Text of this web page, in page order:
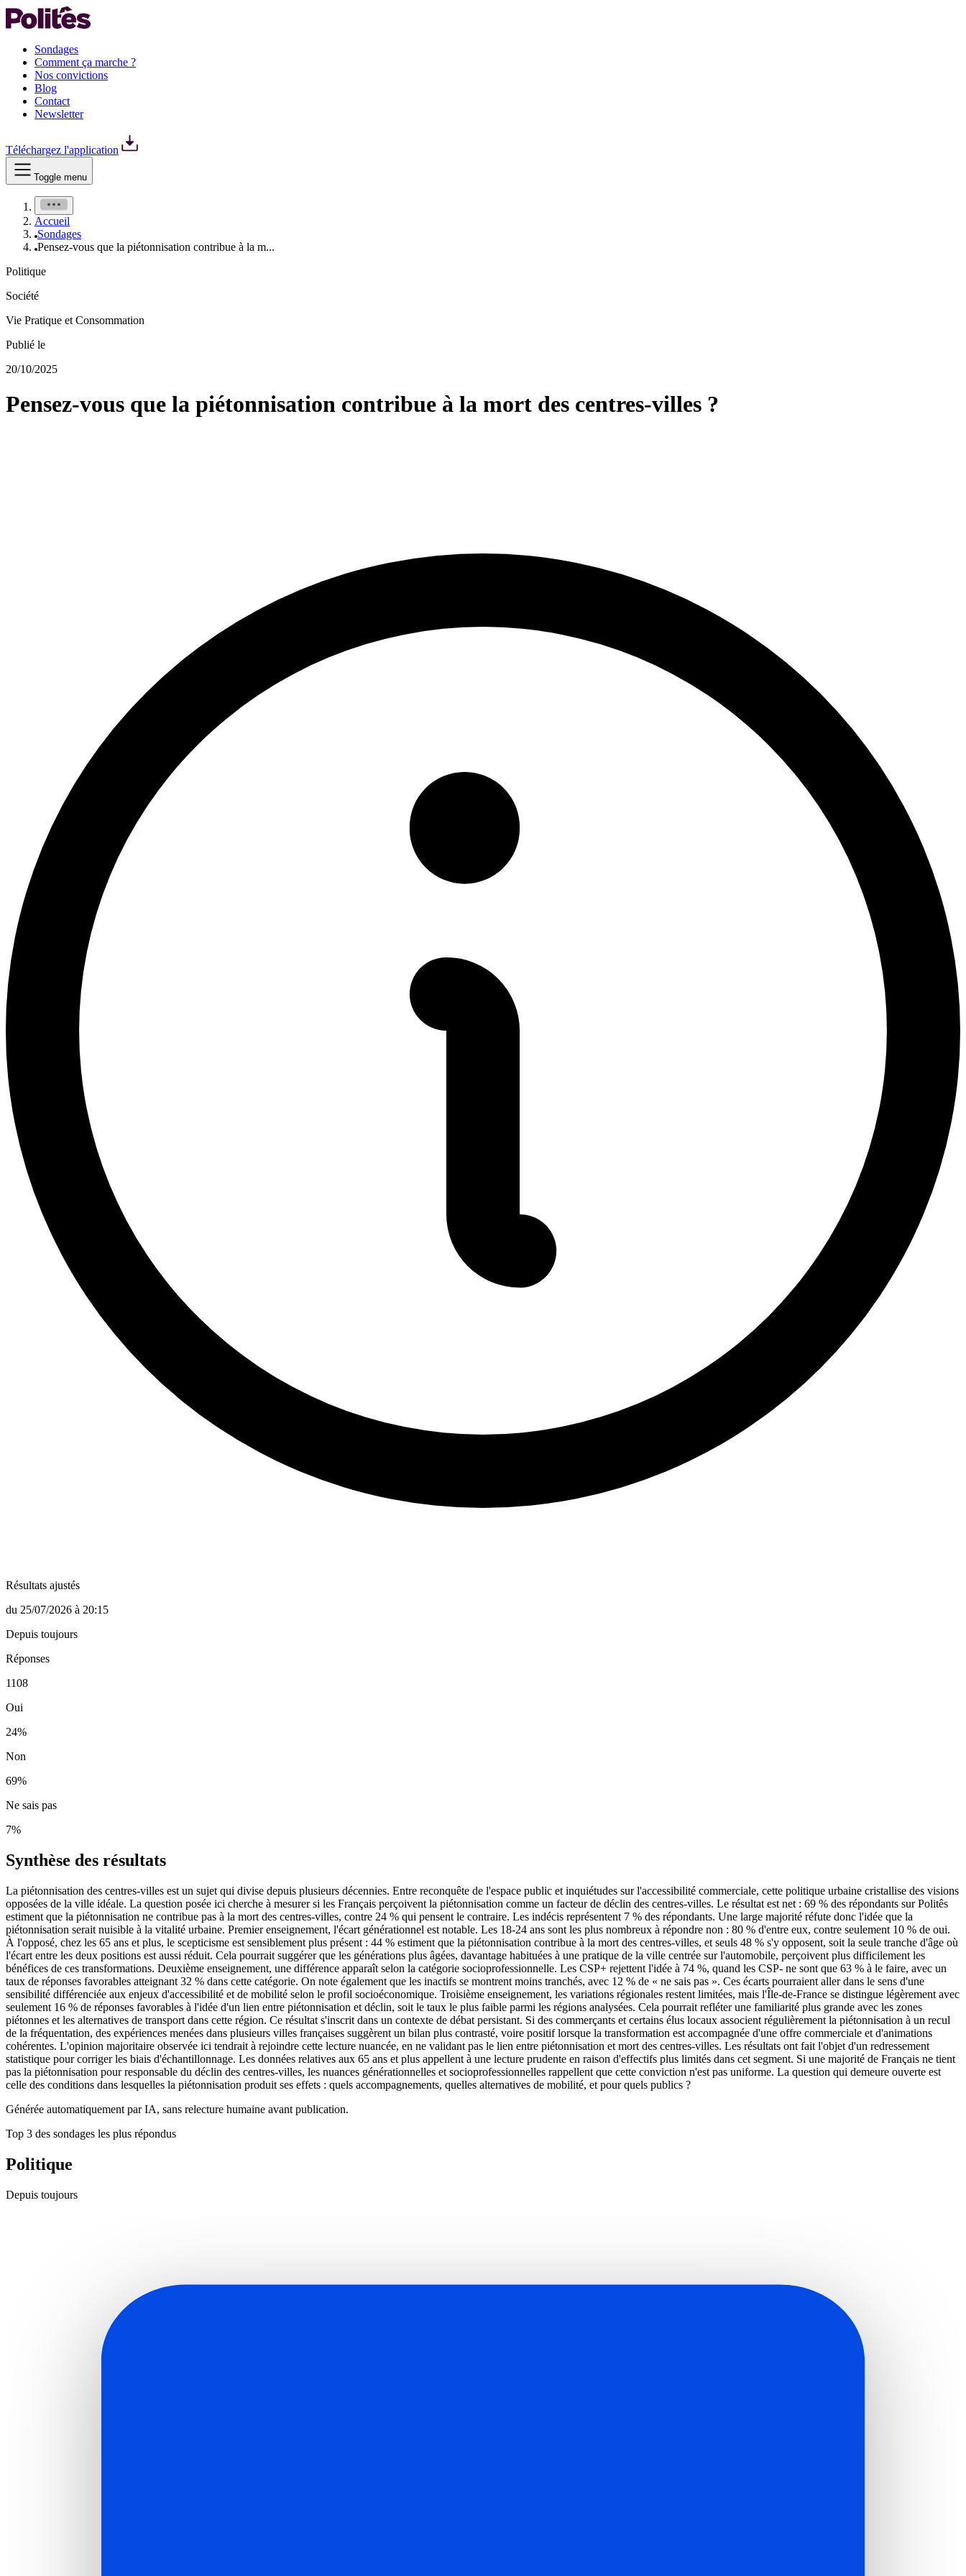
Sondages
Comment ça marche ?
Nos convictions
Blog
Contact
Newsletter
Téléchargez l'application
Toggle menu
Accueil
Sondages
Pensez-vous que la piétonnisation contribue à la m...
Politique
Société
Vie Pratique et Consommation
Publié le
20/10/2025
Pensez-vous que la piétonnisation contribue à la mort des centres-villes ?
Résultats ajustés
du 25/07/2026 à 20:15
Depuis toujours
Réponses
1108
Oui
24%
Non
69%
Ne sais pas
7%
Synthèse des résultats
La piétonnisation des centres-villes est un sujet qui divise depuis plusieurs décennies. Entre reconquête de l'espace public et inquiétudes sur l'accessibilité commerciale, cette politique urbaine cristallise des visions
opposées de la ville idéale. La question posée ici cherche à mesurer si les Français perçoivent la piétonnisation comme un facteur de déclin des centres-villes. Le résultat est net : 69 % des répondants sur Politês
estiment que la piétonnisation ne contribue pas à la mort des centres-villes, contre 24 % qui pensent le contraire. Les indécis représentent 7 % des répondants. Une large majorité réfute donc l'idée que la
piétonnisation serait nuisible à la vitalité urbaine. Premier enseignement, l'écart générationnel est notable. Les 18-24 ans sont les plus nombreux à répondre non : 80 % d'entre eux, contre seulement 10 % de oui.
À l'opposé, chez les 65 ans et plus, le scepticisme est sensiblement plus présent : 44 % estiment que la piétonnisation contribue à la mort des centres-villes, et seuls 48 % s'y opposent, soit la seule tranche d'âge où
l'écart entre les deux positions est aussi réduit. Cela pourrait suggérer que les générations plus âgées, davantage habituées à une pratique de la ville centrée sur l'automobile, perçoivent plus difficilement les
bénéfices de ces transformations. Deuxième enseignement, une différence apparaît selon la catégorie socioprofessionnelle. Les CSP+ rejettent l'idée à 74 %, quand les CSP- ne sont que 63 % à le faire, avec un
taux de réponses favorables atteignant 32 % dans cette catégorie. On note également que les inactifs se montrent moins tranchés, avec 12 % de « ne sais pas ». Ces écarts pourraient aller dans le sens d'une
sensibilité différenciée aux enjeux d'accessibilité et de mobilité selon le profil socioéconomique. Troisième enseignement, les variations régionales restent limitées, mais l'Île-de-France se distingue légèrement avec
seulement 16 % de réponses favorables à l'idée d'un lien entre piétonnisation et déclin, soit le taux le plus faible parmi les régions analysées. Cela pourrait refléter une familiarité plus grande avec les zones
piétonnes et les alternatives de transport dans cette région. Ce résultat s'inscrit dans un contexte de débat persistant. Si des commerçants et certains élus locaux associent régulièrement la piétonnisation à un recul
de la fréquentation, des expériences menées dans plusieurs villes françaises suggèrent un bilan plus contrasté, voire positif lorsque la transformation est accompagnée d'une offre commerciale et d'animations
cohérentes. L'opinion majoritaire observée ici tendrait à rejoindre cette lecture nuancée, en ne validant pas le lien entre piétonnisation et mort des centres-villes. Les résultats ont fait l'objet d'un redressement
statistique pour corriger les biais d'échantillonnage. Les données relatives aux 65 ans et plus appellent à une lecture prudente en raison d'effectifs plus limités dans cet segment. Si une majorité de Français ne tient
pas la piétonnisation pour responsable du déclin des centres-villes, les nuances générationnelles et socioprofessionnelles rappellent que cette conviction n'est pas uniforme. La question qui demeure ouverte est
celle des conditions dans lesquelles la piétonnisation produit ses effets : quels accompagnements, quelles alternatives de mobilité, et pour quels publics ?
Générée automatiquement par IA, sans relecture humaine avant publication.
Top 3 des sondages les plus répondus
Politique
Depuis toujours